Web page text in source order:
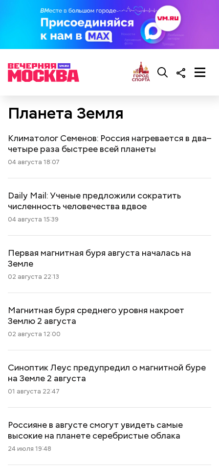
Планета Земля
Климатолог Семенов: Россия нагревается в два–
четыре раза быстрее всей планеты
04 августа 18:07
Daily Mail: Ученые предложили сократить
численность человечества вдвое
04 августа 15:39
Первая магнитная буря августа началась на
Земле
02 августа 22:13
Магнитная буря среднего уровня накроет
Землю 2 августа
02 августа 12:00
Синоптик Леус предупредил о магнитной буре
на Земле 2 августа
01 августа 22:47
Россияне в августе смогут увидеть самые
высокие на планете серебристые облака
24 июля 19:48